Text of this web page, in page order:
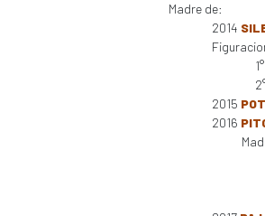
Madre de:
2014
1°
2015
2016